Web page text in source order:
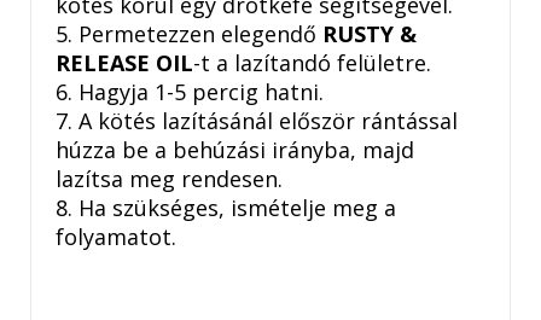
5. Permetezzen elegendő RUSTY &
RELEASE OIL-t a lazítandó felületre.
6. Hagyja 1-5 percig hatni.
7. A kötés lazításánál először rántással
húzza be a behúzási irányba, majd
lazítsa meg rendesen.
8. Ha szükséges, ismételje meg a
folyamatot.